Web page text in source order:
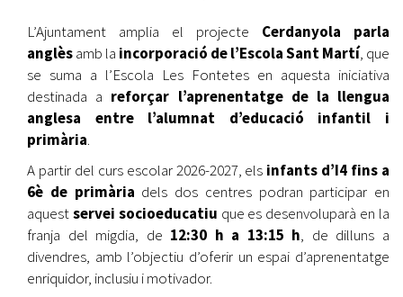
L’Ajuntament amplia el projecte Cerdanyola parla
anglèsamb la incorporació de l’Escola Sant Martí, que
se suma a l’Escola Les Fontetes en aquesta iniciativa
destinada a reforçar l’aprenentatge de la llengua
anglesa entre l’alumnat d’educació infantil i
primària.
A partir del curs escolar 2026-2027, els infants d’I4 fins a
6è de primària dels dos centres podran participar en
aquestservei socioeducatiu que es desenvoluparà en la
franja del migdia, de 12:30 h a 13:15 h, de dilluns a
divendres, amb l’objectiu d’oferir un espai d’aprenentatge
enriquidor, inclusiu i motivador.